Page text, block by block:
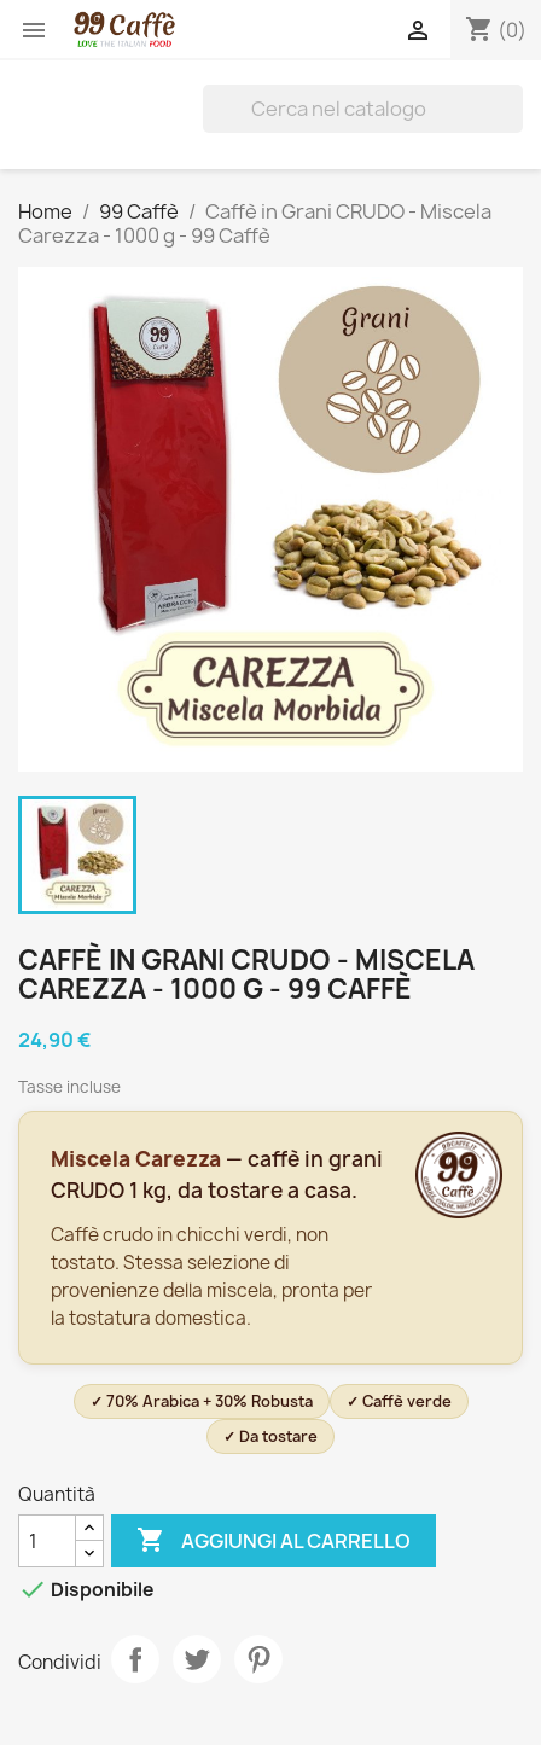
 shopping_cart (0)

Home 99 Caffè
Caffè in Grani CRUDO - Miscela
Carezza - 1000 g - 99 Caffè
CAFFÈ IN GRANI CRUDO - MISCELA
CAREZZA - 1000 G - 99 CAFFÈ
24,90 €
Tasse incluse
Miscela Carezza — caffè in grani
CRUDO 1 kg, da tostare a casa.
Caffè crudo in chicchi verdi, non
tostato. Stessa selezione di
provenienze della miscela, pronta per
la tostatura domestica.
✓ 70% Arabica + 30% Robusta
✓ Caffè verde
✓ Da tostare
Quantità
 AGGIUNGI AL CARRELLO
 Disponibile
Condividi